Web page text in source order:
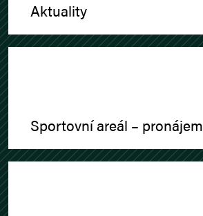
Aktuality
Sportovní areál – pronájem